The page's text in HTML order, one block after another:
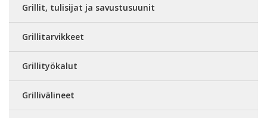
Grillit, tulisijat ja savustusuunit
Grillitarvikkeet
Grillityökalut
Grillivälineet